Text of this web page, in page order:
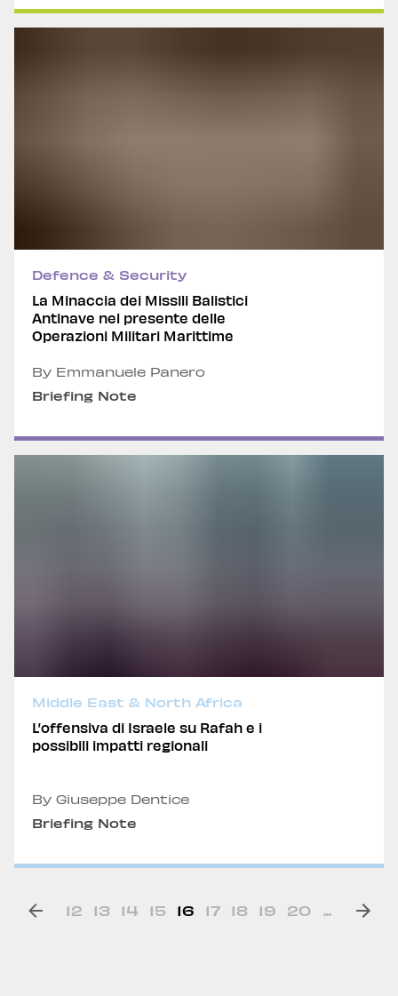
Defence & Security
La Minaccia dei Missili Balistici
Antinave nel presente delle
Operazioni Militari Marittime
By Emmanuele Panero
Briefing Note
Middle East & North Africa
L’offensiva di Israele su Rafah e i
possibili impatti regionali
By Giuseppe Dentice
Briefing Note
12 13 14 15 16 17 18 19 20 ...